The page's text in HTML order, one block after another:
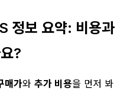
보 요약: 비용과
?
매가와 추가 비용을 먼저 봐